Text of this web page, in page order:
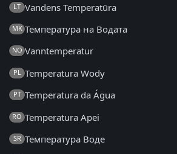
LT Vandens Temperatūra
MK Температура на Водата
NO Vanntemperatur
PL Temperatura Wody
PT Temperatura da Água
RO Temperatura Apei
SR Температура Воде